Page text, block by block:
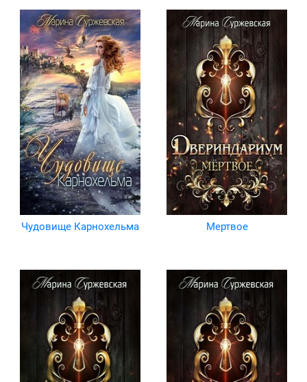
Чудовище Карнохельма Мертвое